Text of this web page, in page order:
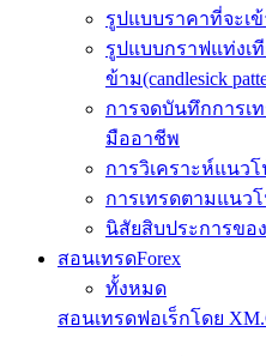
รูปแบบราคาที่จะเข้
รูปแบบกราฟแท่ง
ข้าม(candlesick
การจดบันทึกการเท
มืออาชีพ
การวิเคราะห์แนว
การเทรดตามแนวโ
นิสัยสิบประการขอ
สอนเทรดForex
ทั้งหมด
สอนเทรดฟอเร็กโดย